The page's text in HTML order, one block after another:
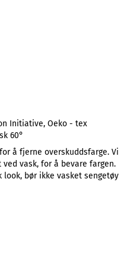
Initiative, Oeko - tex
60°
å fjerne overskuddsfarge. Vi
vask, for å bevare fargen.
look, bør ikke vasket sengetøy